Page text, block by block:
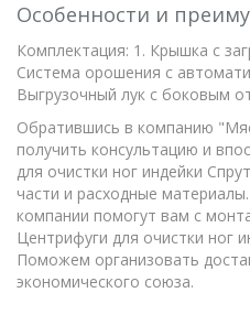
Особенности и
Комплектация: 1. Крышка с
Система орошения с
Выгрузочный лук с боковым
Обратившись в компанию
получить консультацию и
для очистки ног индейки
части и расходные
компании помогут вам с
Центрифуги для очистки ног
Поможем организовать
экономического союза.